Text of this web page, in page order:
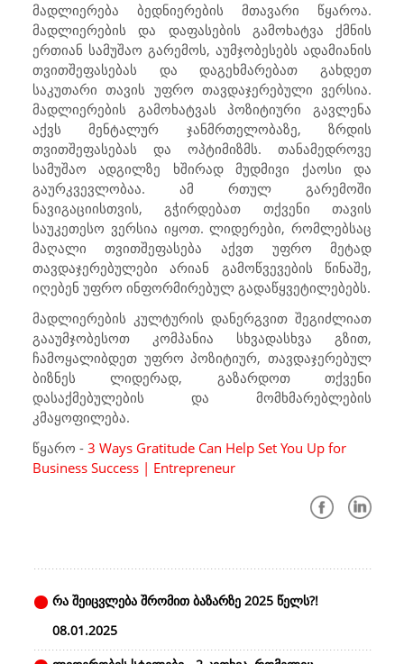
მადლიერება ბედნიერების მთავარი წყაროა.
მადლიერების და დაფასების გამოხატვა ქმნის
ერთიან სამუშაო გარემოს, აუმჯობესებს ადამიანის
თვითშეფასებას და დაგეხმარებათ გახდეთ
საკუთარი თავის უფრო თავდაჯერებული ვერსია.
მადლიერების გამოხატვას პოზიტიური გავლენა
აქვს მენტალურ ჯანმრთელობაზე, ზრდის
თვითშეფასებას და ოპტიმიზმს. თანამედროვე
სამუშაო ადგილზე ხშირად მუდმივი ქაოსი და
გაურკვევლობაა. ამ რთულ გარემოში
ნავიგაციისთვის, გჭირდებათ თქვენი თავის
საუკეთესო ვერსია იყოთ. ლიდერები, რომლებსაც
მაღალი თვითშეფასება აქვთ უფრო მეტად
თავდაჯერებულები არიან გამოწვევების წინაშე,
იღებენ უფრო ინფორმირებულ გადაწყვეტილებებს.
მადლიერების კულტურის დანერგვით შეგიძლიათ
გააუმჯობესოთ კომპანია სხვადასხვა გზით,
ჩამოყალიბდეთ უფრო პოზიტიურ, თავდაჯერებულ
ბიზნეს ლიდერად, გაზარდოთ თქვენი
დასაქმებულების და მომხმარებლების
კმაყოფილება.
წყარო - 3 Ways Gratitude Can Help Set You Up for
Business Success | Entrepreneur
რა შეიცვლება შრომით ბაზარზე 2025 წელს?!
08.01.2025